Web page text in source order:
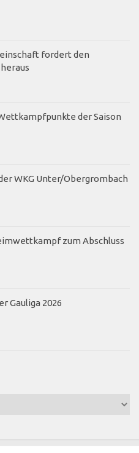
fordert den
der Saison
WKG Unter/Obergrombach
zum Abschluss
Gauliga 2026